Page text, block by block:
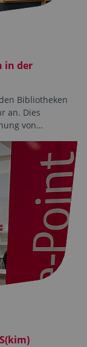
in der
Bibliotheken
an. Dies
von…